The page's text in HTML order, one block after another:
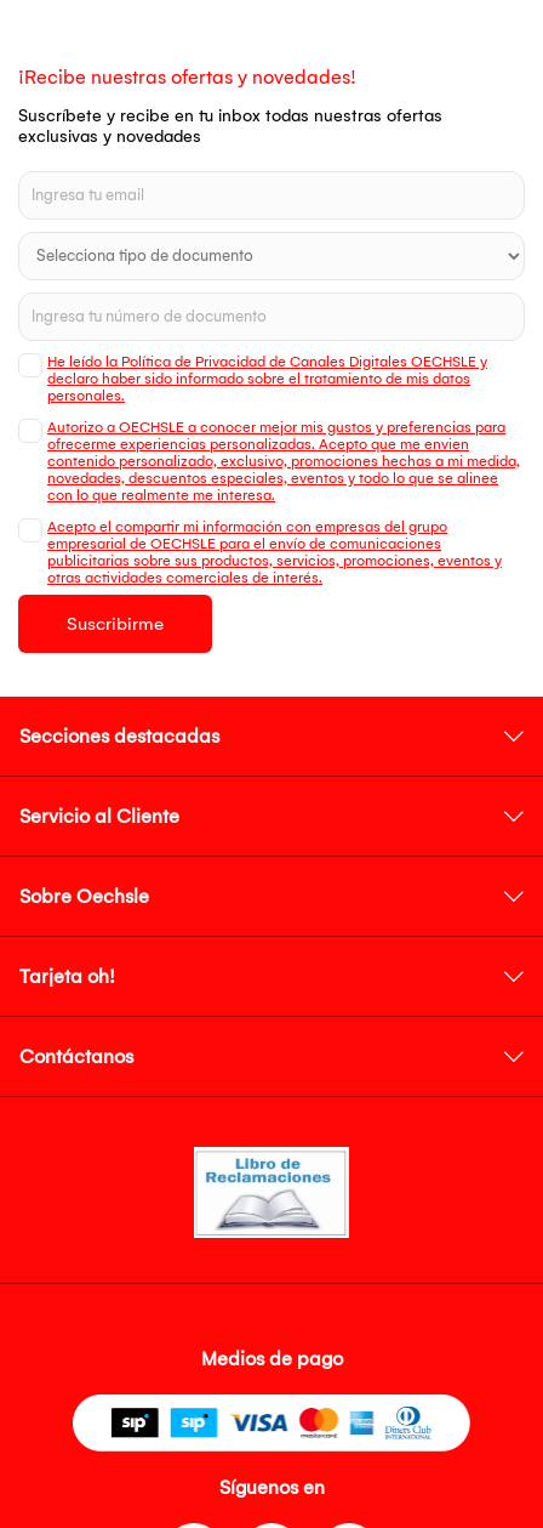
¡Recibe nuestras ofertas y novedades!
Suscríbete y recibe en tu inbox todas nuestras ofertas
exclusivas y novedades
He leído la Política de Privacidad de Canales Digitales OECHSLE y
declaro haber sido informado sobre el tratamiento de mis datos
personales.
Autorizo a OECHSLE a conocer mejor mis gustos y preferencias para
ofrecerme experiencias personalizadas. Acepto que me envien
contenido personalizado, exclusivo, promociones hechas a mi medida,
novedades, descuentos especiales, eventos y todo lo que se alinee
con lo que realmente me interesa.
Acepto el compartir mi información con empresas del grupo
empresarial de OECHSLE para el envío de comunicaciones
publicitarias sobre sus productos, servicios, promociones, eventos y
otras actividades comerciales de interés.
Suscribirme
Secciones destacadas
Servicio al Cliente
Sobre Oechsle
Tarjeta oh!
Contáctanos
Medios de pago
Síguenos en